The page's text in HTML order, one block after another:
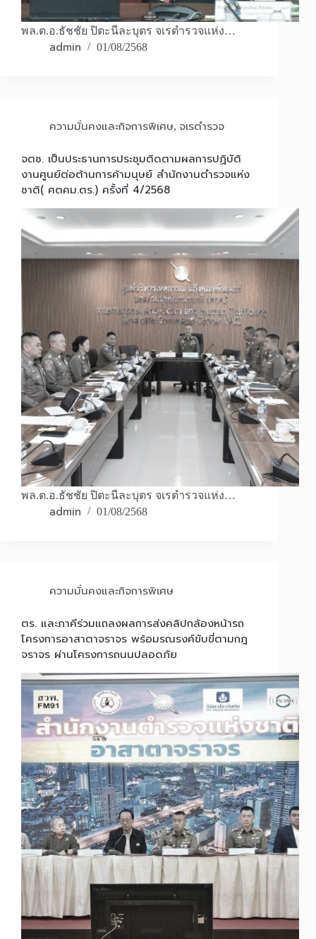
พล.ต.อ.ธัชชัย ปิตะนีละบุตร จเรตำรวจแห่ง…
admin 01/08/2568
ความมั่นคงและกิจการพิเศษ, จเรตำรวจ
จตช. เป็นประธานการประชุมติดตามผลการปฏิบัติ
งานศูนย์ต่อต้านการค้ามนุษย์ สำนักงานตำรวจแห่ง
ชาติ( ศตคม.ตร.) ครั้งที่ 4/2568
พล.ต.อ.ธัชชัย ปิตะนีละบุตร จเรตำรวจแห่ง…
admin 01/08/2568
ความมั่นคงและกิจการพิเศษ
ตร. และภาคีร่วมแถลงผลการส่งคลิปกล้องหน้ารถ
โครงการอาสาตาจราจร พร้อมรณรงค์ขับขี่ตามกฎ
จราจร ผ่านโครงการถนนปลอดภัย